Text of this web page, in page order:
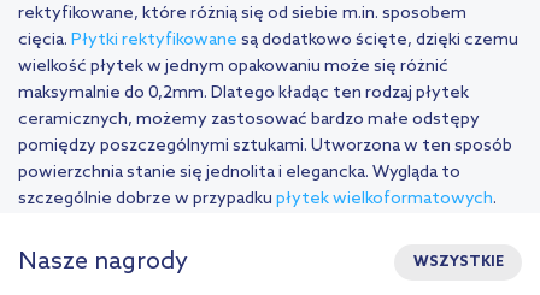
rektyfikowane, które różnią się od siebie m.in. sposobem
cięcia. Płytki rektyfikowane są dodatkowo ścięte, dzięki czemu
wielkość płytek w jednym opakowaniu może się różnić
maksymalnie do 0,2mm. Dlatego kładąc ten rodzaj płytek
ceramicznych, możemy zastosować bardzo małe odstępy
pomiędzy poszczególnymi sztukami. Utworzona w ten sposób
powierzchnia stanie się jednolita i elegancka. Wygląda to
szczególnie dobrze w przypadku płytek wielkoformatowych.
Nasze nagrody WSZYSTKIE